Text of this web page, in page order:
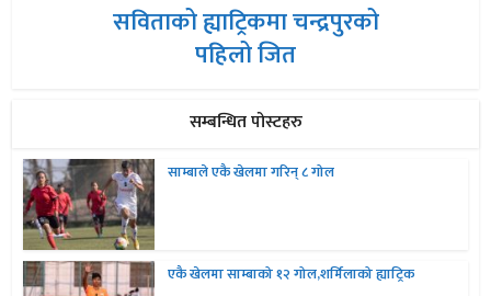
सविताको ह्याट्रिकमा चन्द्रपुरको
पहिलो जित
सम्बन्धित पोस्टहरु
साम्बाले एकै खेलमा गरिन् ८ गोल
एकै खेलमा साम्बाको १२ गोल,शर्मिलाको ह्याट्रिक